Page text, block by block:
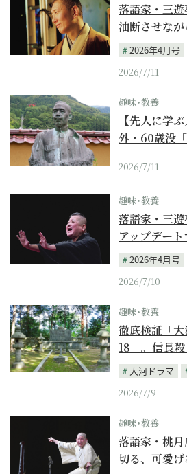
落語家・三
油断させな
2026年4月号
2026/7/11
趣味･教養
【先人に学
外・60歳没
2026/7/11
趣味･教養
落語家・三
アップデー
2026年4月号
2026/7/10
趣味･教養
徹底検証「
18」。信長
大河ドラマ
2026/7/9
趣味･教養
落語家・桃
切る、可愛